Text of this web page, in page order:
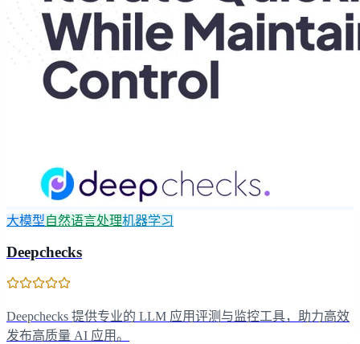
大模型自然语言处理机器学习
Deepchecks
Deepchecks 提供专业的 LLM 应用评测与监控工具，助力高效
发布高质量 AI 应用。